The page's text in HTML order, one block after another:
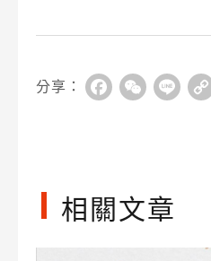
分享： FacebookWeChat
Line
相關文章